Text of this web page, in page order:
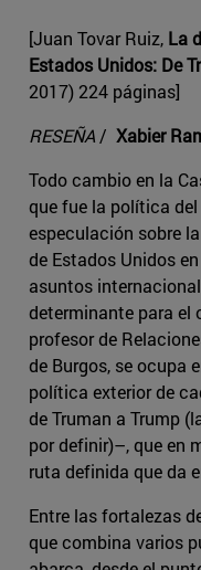
[Juan Tovar Ruiz, La
Estados Unidos: De
2017) 224 páginas]
RESEÑA / Xabier
Todo cambio en la
que fue la política
especulación sobre
de Estados Unidos
asuntos
determinante para el
profesor de
de Burgos, se ocupa
política exterior de
de Truman a Trump
por definir)–, que en
ruta definida que da
Entre las fortalezas
que combina varios